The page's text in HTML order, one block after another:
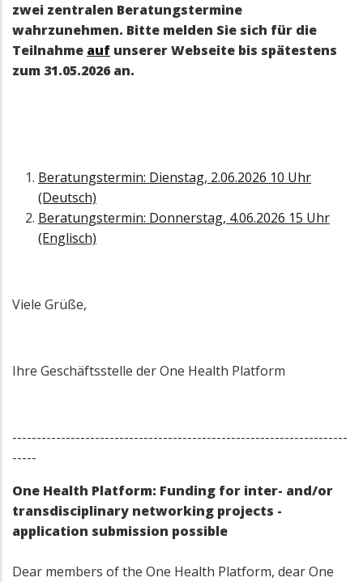
zwei zentralen Beratungstermine
wahrzunehmen. Bitte melden Sie sich für die
Teilnahme auf unserer Webseite bis spätestens
zum 31.05.2026 an.
Beratungstermin: Dienstag, 2.06.2026 10 Uhr
(Deutsch)
Beratungstermin: Donnerstag, 4.06.2026 15 Uhr
(Englisch)
Viele Grüße,
Ihre Geschäftsstelle der One Health Platform
---------------------------------------------------------------------
-----
One Health Platform: Funding for inter- and/or
transdisciplinary networking projects -
application submission possible
Dear members of the One Health Platform, dear One